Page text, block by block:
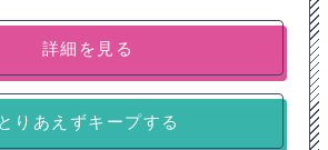
詳細を見る
とりあえずキープする